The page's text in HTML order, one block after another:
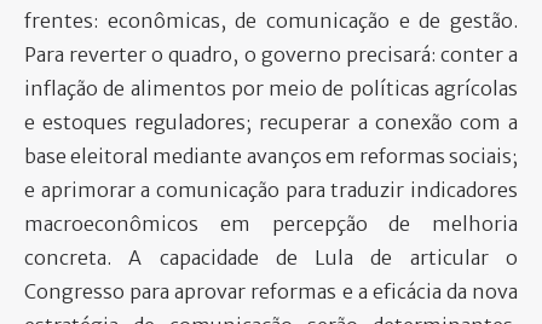
frentes: econômicas, de comunicação e de gestão.
Para reverter o quadro, o governo precisará: conter a
inflação de alimentos por meio de políticas agrícolas
e estoques reguladores; recuperar a conexão com a
base eleitoral mediante avanços em reformas sociais;
e aprimorar a comunicação para traduzir indicadores
macroeconômicos em percepção de melhoria
concreta. A capacidade de Lula de articular o
Congresso para aprovar reformas e a eficácia da nova